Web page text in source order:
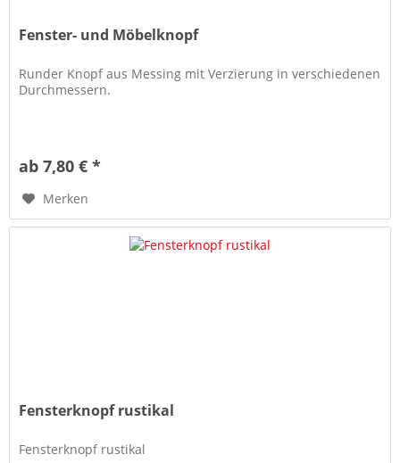
Fenster- und Möbelknopf
Runder Knopf aus Messing mit Verzierung in verschiedenen
Durchmessern.
ab 7,80 € *
Merken
Fensterknopf rustikal
Fensterknopf rustikal